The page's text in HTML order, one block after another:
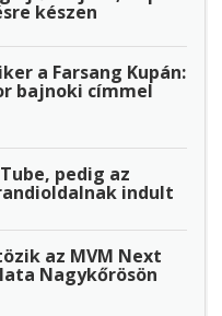
készen
a Farsang Kupán:
bajnoki címmel
pedig az
indult
az MVM Next
Nagykőrösön